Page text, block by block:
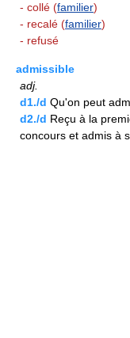
- collé (familier)
- recalé (familier)
- refusé
admissible
adj.
d1./d Qu'on peut
d2./d Reçu à la
concours et admis à